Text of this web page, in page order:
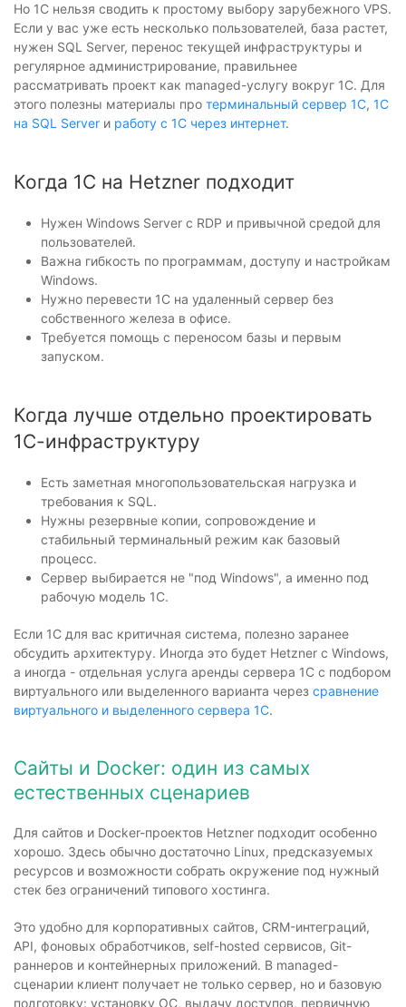
Но 1С нельзя сводить к простому выбору зарубежного VPS.
Если у вас уже есть несколько пользователей, база растет,
нужен SQL Server, перенос текущей инфраструктуры и
регулярное администрирование, правильнее
рассматривать проект как managed-услугу вокруг 1С. Для
этого полезны материалы про терминальный сервер 1С, 1С
на SQL Server и работу с 1С через интернет.
Когда 1С на Hetzner подходит
Нужен Windows Server с RDP и привычной средой для
пользователей.
Важна гибкость по программам, доступу и настройкам
Windows.
Нужно перевести 1С на удаленный сервер без
собственного железа в офисе.
Требуется помощь с переносом базы и первым
запуском.
Когда лучше отдельно проектировать
1С-инфраструктуру
Есть заметная многопользовательская нагрузка и
требования к SQL.
Нужны резервные копии, сопровождение и
стабильный терминальный режим как базовый
процесс.
Сервер выбирается не "под Windows", а именно под
рабочую модель 1С.
Если 1С для вас критичная система, полезно заранее
обсудить архитектуру. Иногда это будет Hetzner с Windows,
а иногда - отдельная услуга аренды сервера 1С с подбором
виртуального или выделенного варианта через сравнение
виртуального и выделенного сервера 1С.
Сайты и Docker: один из самых
естественных сценариев
Для сайтов и Docker-проектов Hetzner подходит особенно
хорошо. Здесь обычно достаточно Linux, предсказуемых
ресурсов и возможности собрать окружение под нужный
стек без ограничений типового хостинга.
Это удобно для корпоративных сайтов, CRM-интеграций,
API, фоновых обработчиков, self-hosted сервисов, Git-
раннеров и контейнерных приложений. В managed-
сценарии клиент получает не только сервер, но и базовую
подготовку: установку ОС, выдачу доступов, первичную